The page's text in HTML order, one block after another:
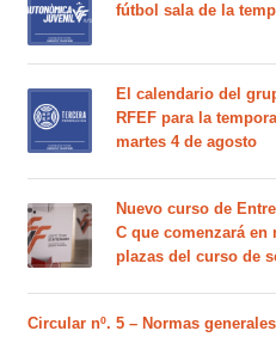
fútbol sala de la
El calendario del
RFEF para la
martes 4 de agosto
Nuevo curso de
C que comenzará en
plazas del curso de
Circular nº. 5 – Normas